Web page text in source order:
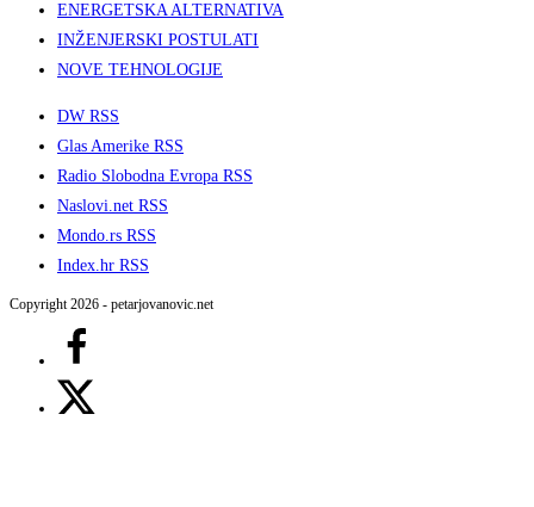
ENERGETSKA ALTERNATIVA
INŽENJERSKI POSTULATI
NOVE TEHNOLOGIJE
DW RSS
Glas Amerike RSS
Radio Slobodna Evropa RSS
Naslovi.net RSS
Mondo.rs RSS
Index.hr RSS
Copyright 2026 - petarjovanovic.net